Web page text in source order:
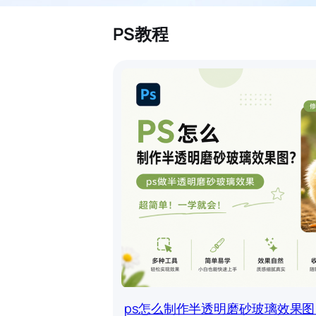
PS教程
ps怎么制作半透明磨砂玻璃效果